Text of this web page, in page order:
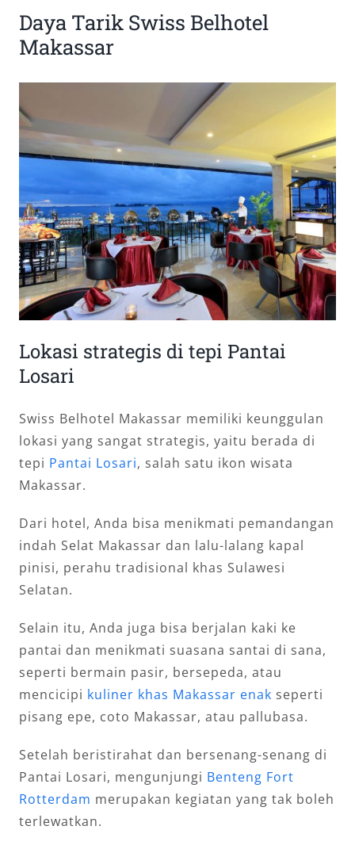
Daya Tarik Swiss Belhotel
Makassar
Lokasi strategis di tepi Pantai
Losari
Swiss Belhotel Makassar memiliki keunggulan
lokasi yang sangat strategis, yaitu berada di
tepi Pantai Losari, salah satu ikon wisata
Makassar.
Dari hotel, Anda bisa menikmati pemandangan
indah Selat Makassar dan lalu-lalang kapal
pinisi, perahu tradisional khas Sulawesi
Selatan.
Selain itu, Anda juga bisa berjalan kaki ke
pantai dan menikmati suasana santai di sana,
seperti bermain pasir, bersepeda, atau
mencicipi kuliner khas Makassar enak seperti
pisang epe, coto Makassar, atau pallubasa.
Setelah beristirahat dan bersenang-senang di
Pantai Losari, mengunjungi Benteng Fort
Rotterdam merupakan kegiatan yang tak boleh
terlewatkan.